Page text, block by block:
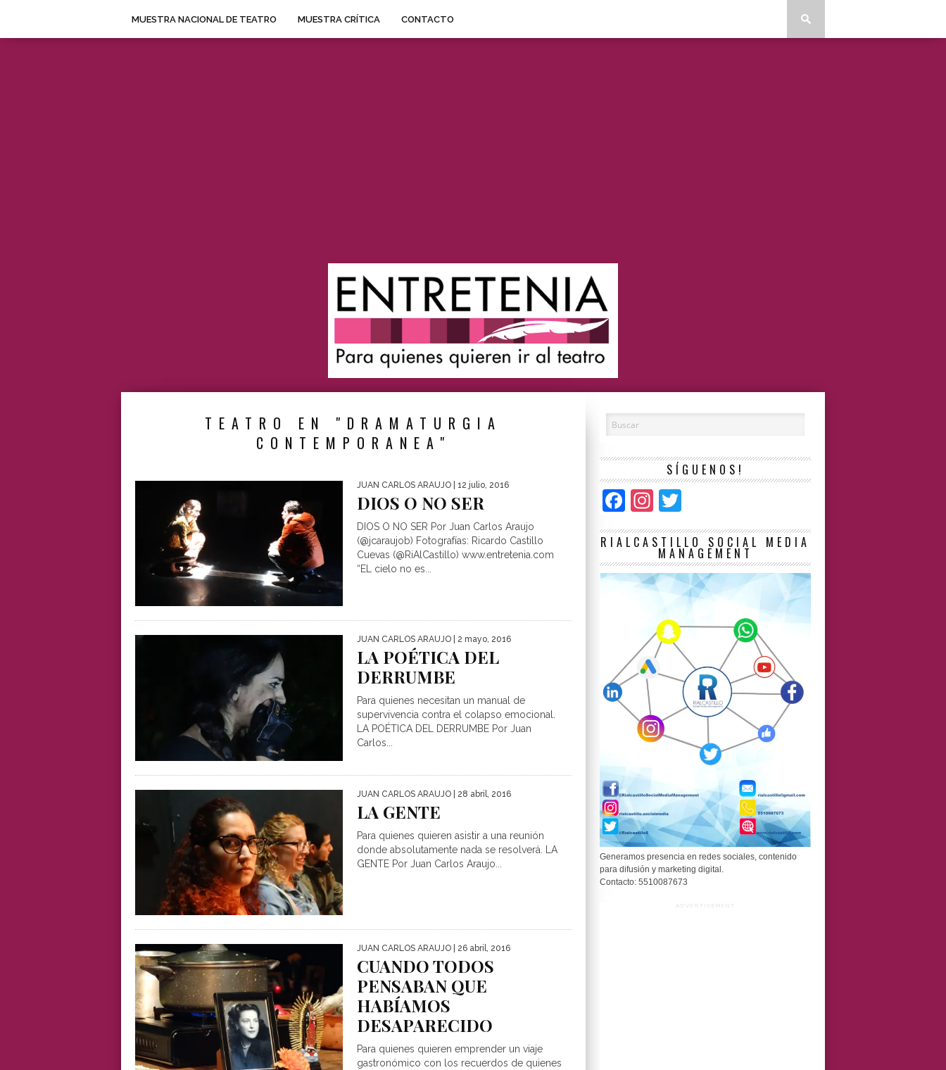
MUESTRA NACIONAL DE TEATRO MUESTRA CRÍTICA CONTACTO
TEATRO EN "DRAMATURGIA
CONTEMPORANEA"
JUAN CARLOS ARAUJO | 12 julio, 2016
DIOS O NO SER
DIOS O NO SER Por Juan Carlos Araujo
(@jcaraujob) Fotografías: Ricardo Castillo
Cuevas (@RiAlCastillo) www.entretenia.com
“EL cielo no es...
JUAN CARLOS ARAUJO | 2 mayo, 2016
LA POÉTICA DEL
DERRUMBE
Para quienes necesitan un manual de
supervivencia contra el colapso emocional.
LA POÉTICA DEL DERRUMBE Por Juan
Carlos...
JUAN CARLOS ARAUJO | 28 abril, 2016
LA GENTE
Para quienes quieren asistir a una reunión
donde absolutamente nada se resolverá. LA
GENTE Por Juan Carlos Araujo...
JUAN CARLOS ARAUJO | 26 abril, 2016
CUANDO TODOS
PENSABAN QUE
HABÍAMOS
DESAPARECIDO
Para quienes quieren emprender un viaje
gastronómico con los recuerdos de quienes
SÍGUENOS!
Facebook
Instagram
RIALCASTILLO SOCIAL MEDIA
MANAGEMENT
Generamos presencia en redes sociales, contenido
para difusión y marketing digital.
Contacto: 5510087673
ADVERTISEMENT